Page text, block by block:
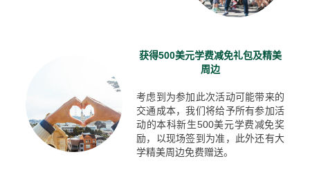
获得500美元学费减免礼包及精美
周边
考虑到为参加此次活动可能带来的
交通成本，我们将给予所有参加活
动的本科新生500美元学费减免奖
励，以现场签到为准，此外还有大
学精美周边免费赠送。